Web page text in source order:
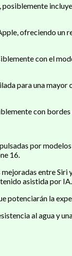
ofreciendo
con el
para una
con
por
16.
entre
asistida por IA.
potenciarán la
al agua y